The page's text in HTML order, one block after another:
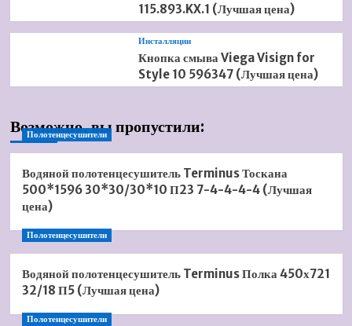
115.893.KX.1 (Лучшая цена)
Инсталляции
Кнопка смыва Viega Visign for
Style 10 596347 (Лучшая цена)
Возможно, вы пропустили:
Полотенцесушители
Водяной полотенцесушитель Terminus Тоскана
500*1596 30*30/30*10 П23 7-4-4-4-4 (Лучшая
цена)
Полотенцесушители
Водяной полотенцесушитель Terminus Полка 450х721
32/18 П5 (Лучшая цена)
Полотенцесушители